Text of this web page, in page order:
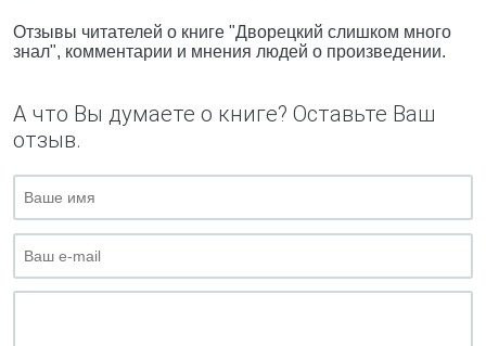
Отзывы читателей о книге "Дворецкий слишком много
знал", комментарии и мнения людей о произведении.
А что Вы думаете о книге? Оставьте Ваш
отзыв.